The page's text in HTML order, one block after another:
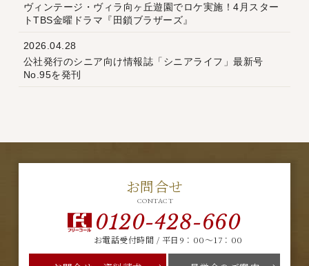
ヴィンテージ・ヴィラ向ヶ丘遊園でロケ実施！4月スター
トTBS金曜ドラマ『田鎖ブラザーズ』
2026.04.28
公社発行のシニア向け情報誌「シニアライフ」最新号
No.95を発刊
お問合せ
CONTACT
0120-428-660
お電話受付時間 / 平日9：00～17：00